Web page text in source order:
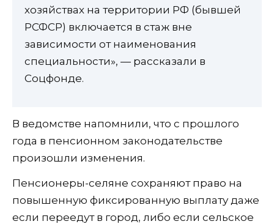
хозяйствах на территории РФ (бывшей
РСФСР) включается в стаж вне
зависимости от наименования
специальности», — рассказали в
Соцфонде.
В ведомстве напомнили, что с прошлого
года в пенсионном законодательстве
произошли изменения.
Пенсионеры-селяне сохраняют право на
повышенную фиксированную выплату даже
если переедут в город, либо если сельское